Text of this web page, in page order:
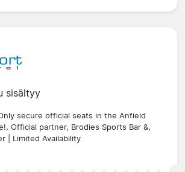
sisältyy
secure official seats in the Anfield
Official partner, Brodies Sports Bar &,
| Limited Availability